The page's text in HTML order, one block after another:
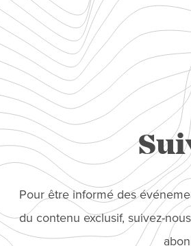
Pour être informé des
du contenu exclusif, suivez-